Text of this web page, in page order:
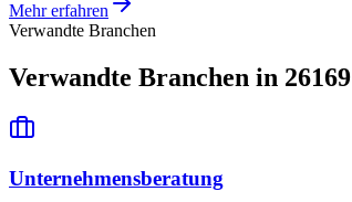
Mehr erfahren
Verwandte Branchen
Verwandte Branchen in 26169
Unternehmensberatung